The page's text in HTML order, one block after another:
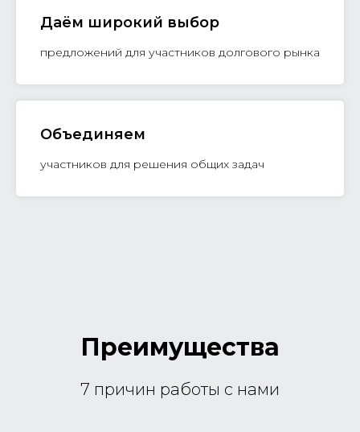
Даём широкий выбор
предложений для участников долгового рынка
Объединяем
участников для решения общих задач
Преимущества
7 причин работы с нами